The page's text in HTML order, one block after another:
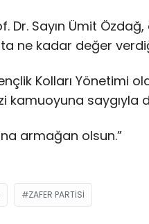
Dr. Sayın Ümit
ne kadar değer
Kolları Yönetimi
saygıyla
armağan olsun.”
ZAFER PARTISI